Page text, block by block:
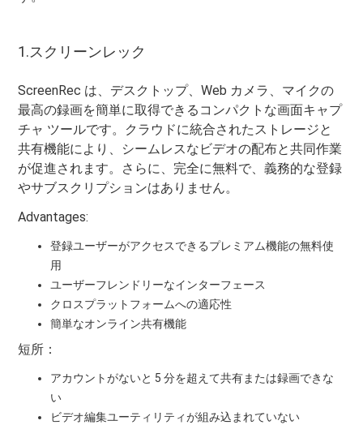
1.スクリーンレック
ScreenRec は、デスクトップ、Web カメラ、マイクの
最高の録画を簡単に取得できるコンパクトな画面キャプ
チャ ツールです。クラウドに統合されたストレージと
共有機能により、シームレスなビデオの配布と共同作業
が促進されます。さらに、完全に無料で、義務的な登録
やサブスクリプションはありません。
Advantages:
登録ユーザーがアクセスできるプレミアム機能の無料使
用
ユーザーフレンドリーなインターフェース
クロスプラットフォームへの適応性
簡単なオンライン共有機能
短所：
アカウントがないと 5 分を超えて共有または録画できな
い
ビデオ編集ユーティリティが組み込まれていない